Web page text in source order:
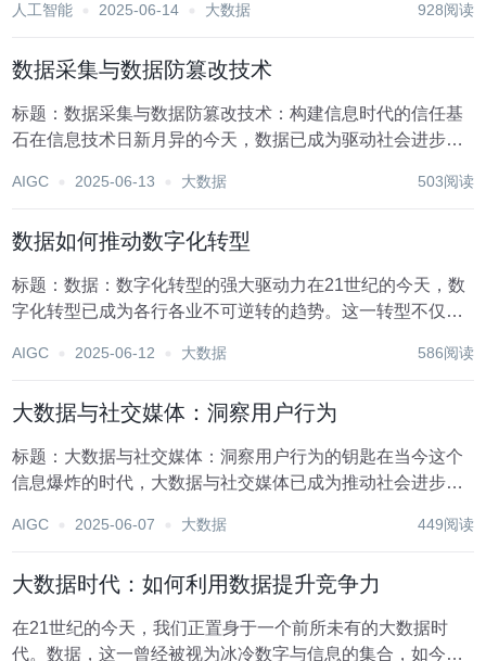
本文旨在探讨数据采集的定义、常用方法以及其在各个领域
人工智能 2025-06-14 大数据 928阅读
数据采集与数据防篡改技术
标题：数据采集与数据防篡改技术：构建信息时代的信任基
石在信息技术日新月异的今天，数据已成为驱动社会进步和
调控，无一不依赖于准确、及时的数据支持。然而，随着数
AIGC 2025-06-13 大数据 503阅读
数据如何推动数字化转型
标题：数据：数字化转型的强大驱动力在21世纪的今天，数
字化转型已成为各行各业不可逆转的趋势。这一转型不仅关
在这场深刻的变革中，数据作为核心要素，正以前所未有的
AIGC 2025-06-12 大数据 586阅读
大数据与社交媒体：洞察用户行为
标题：大数据与社交媒体：洞察用户行为的钥匙在当今这个
信息爆炸的时代，大数据与社交媒体已成为推动社会进步、
们的生活方式，更为企业提供了前所未有的机遇，即通过深
AIGC 2025-06-07 大数据 449阅读
大数据时代：如何利用数据提升竞争力
在21世纪的今天，我们正置身于一个前所未有的大数据时
代。数据，这一曾经被视为冰冷数字与信息的集合，如今已